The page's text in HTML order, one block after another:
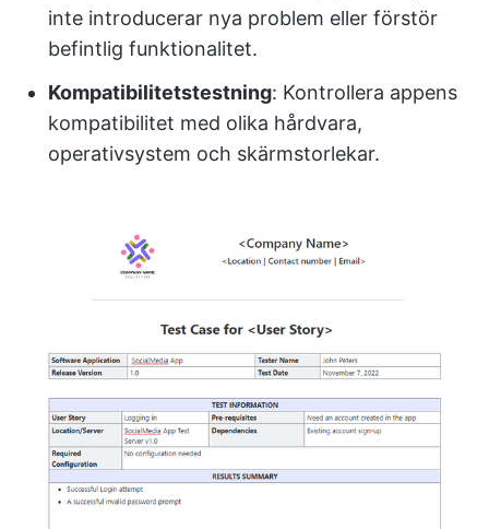
inte introducerar nya problem eller förstör
befintlig funktionalitet.
Kompatibilitetstestning: Kontrollera appens
kompatibilitet med olika hårdvara,
operativsystem och skärmstorlekar.